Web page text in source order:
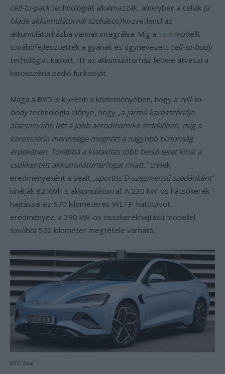
cell-to-packtechnológiát alkalmazzák, amelyben a cellák (a
blade akkumulátornál szokásos)közvetlenül az
akkumulátorházba vannak integrálva. Míg a Seal modellt
továbbfejlesztették a gyáriak és úgynevezett cell-to-body
techológiát kapott. Itt az akkumulátorház fedele átveszi a
karosszéria padló funkcióját.
Maga a BYD is kijelenti a közleményében, hogy a cell-to-
bodytechnológia előnye, hogy „a jármű karosszériája
alacsonyabb lett a jobb aerodinamika érdekében, míg a
karosszéria merevsége megnőtt a nagyobb biztonság
érdekében. Továbbá a kialakítás több belső teret kínál a
csökkentett akkumulátortérfogat miatt.”Ennek
eredményeként a Sealt „sportos D-szegmensű szedánként”
kínálják 82 kWh-s akkumulátorral. A 230 kW-os hátsókerék-
hajtással ez 570 kilométeres WLTP-hatótávot
eredményez; a 390 kW-os összkerékhajtású modellel
további 520 kilométer megtétele várható.
BYD Seal